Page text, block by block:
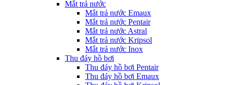
Mắt trả nước
Mắt trả nước Emaux
Mắt trả nước Pentair
Mắt trả nước Astral
Mắt trả nước Kripsol
Mắt trả nước Inox
Thu đáy hồ bơi
Thu đáy hồ bơi Pentair
Thu đáy hồ bơi Emaux